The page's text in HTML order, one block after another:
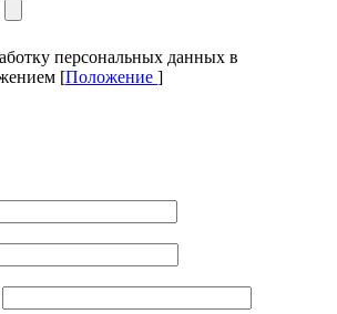
персональных данных в
[Положение ]